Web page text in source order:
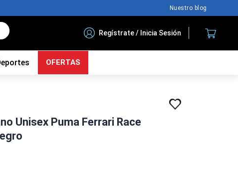
Nuestro blog
Regístrate / Inicia Sesión
OFERTAS
Unisex Puma Ferrari Race